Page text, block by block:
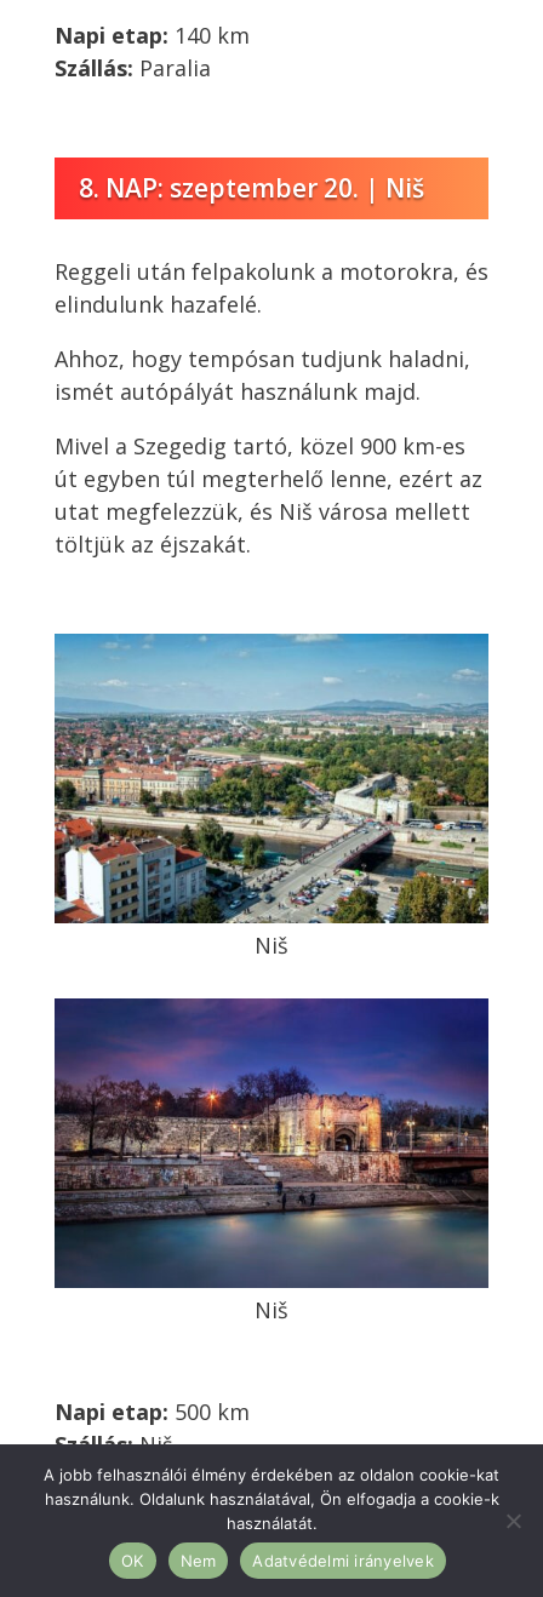
Napi etap: 140 km
Szállás: Paralia
8. NAP: szeptember 20. | Niš
Reggeli után felpakolunk a motorokra, és
elindulunk hazafelé.
Ahhoz, hogy tempósan tudjunk haladni,
ismét autópályát használunk majd.
Mivel a Szegedig tartó, közel 900 km-es
út egyben túl megterhelő lenne, ezért az
utat megfelezzük, és Niš városa mellett
töltjük az éjszakát.
Niš
Niš
Napi etap: 500 km
Szállás:Niš
9. NAP: szeptember 21.
A jobb felhasználói élmény érdekében az oldalon cookie-kat
használunk. Oldalunk használatával, Ön elfogadja a cookie-k
használatát.
OK
Nem Adatvédelmi irányelvek